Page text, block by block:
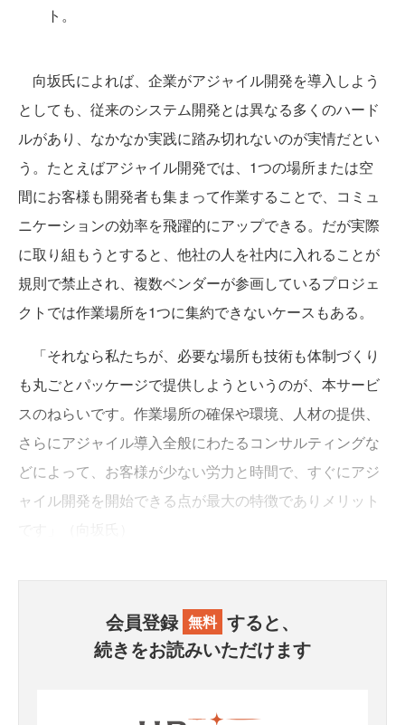
ト。
向坂氏によれば、企業がアジャイル開発を導入しよう
としても、従来のシステム開発とは異なる多くのハード
ルがあり、なかなか実践に踏み切れないのが実情だとい
う。たとえばアジャイル開発では、1つの場所または空
間にお客様も開発者も集まって作業することで、コミュ
ニケーションの効率を飛躍的にアップできる。だが実際
に取り組もうとすると、他社の人を社内に入れることが
規則で禁止され、複数ベンダーが参画しているプロジェ
クトでは作業場所を1つに集約できないケースもある。
「それなら私たちが、必要な場所も技術も体制づくり
も丸ごとパッケージで提供しようというのが、本サービ
スのねらいです。作業場所の確保や環境、人材の提供、
さらにアジャイル導入全般にわたるコンサルティングな
どによって、お客様が少ない労力と時間で、すぐにアジ
ャイル開発を開始できる点が最大の特徴でありメリット
会員登録 無料 すると、
続きをお読みいただけます